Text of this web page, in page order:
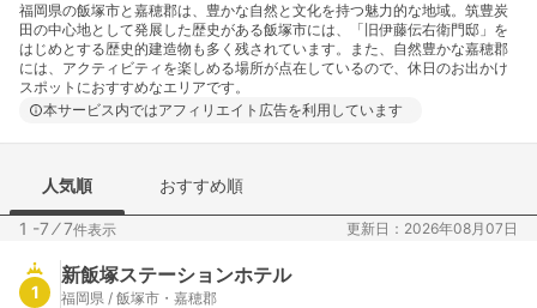
福岡県の飯塚市と嘉穂郡は、豊かな自然と文化を持つ魅力的な地域。筑豊炭
田の中心地として発展した歴史がある飯塚市には、「旧伊藤伝右衛門邸」を
はじめとする歴史的建造物も多く残されています。また、自然豊かな嘉穂郡
には、アクティビティを楽しめる場所が点在しているので、休日のお出かけ
スポットにおすすめなエリアです。
本サービス内ではアフィリエイト広告を利用しています
人気順 おすすめ順
1 -7 ⁄7件表示 更新日：2026年08月07日
1
新飯塚ステーションホテル
福岡県 / 飯塚市・嘉穂郡